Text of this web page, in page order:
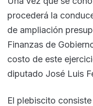
procederá la
de ampliación
Finanzas de
costo de este
diputado José Luis
El plebiscito